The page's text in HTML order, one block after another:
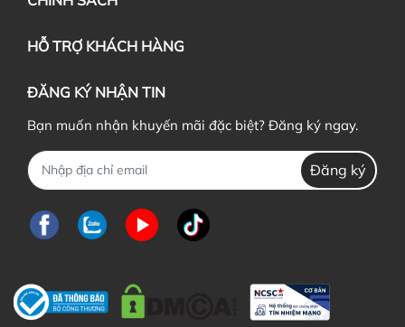
HỖ TRỢ KHÁCH HÀNG
ĐĂNG KÝ NHẬN TIN
Bạn muốn nhận khuyến mãi đặc biệt? Đăng ký ngay.
Đăng ký